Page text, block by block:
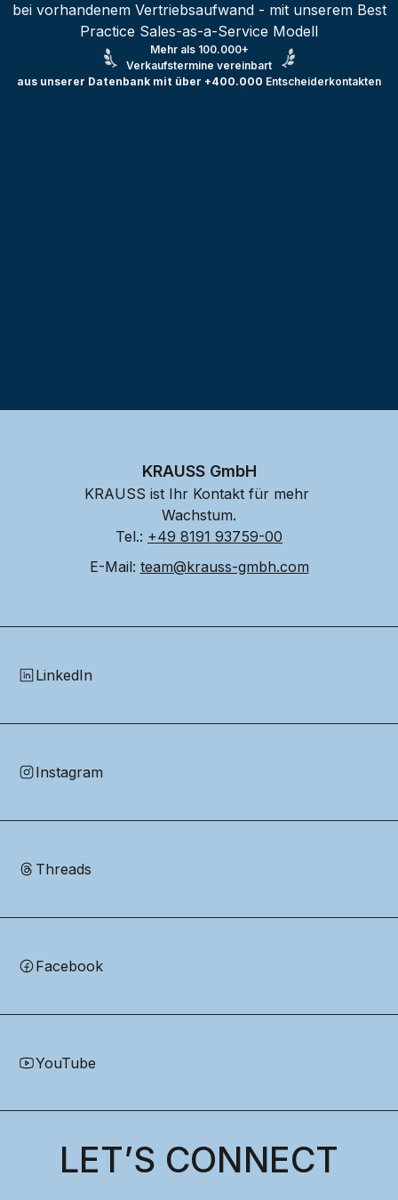
bei vorhandenem Vertriebsaufwand - mit unserem Best
Practice Sales-as-a-Service Modell
Mehr als 100.000+
Verkaufstermine vereinbart
aus unserer Datenbank mit über +400.000 Entscheiderkontakten
KRAUSS GmbH
KRAUSS ist Ihr Kontakt für mehr
Wachstum.
Tel.: +49 8191 93759-00
E-Mail: team@krauss-gmbh.com
LinkedIn
Instagram
Threads
Facebook
YouTube
LET’S CONNECT